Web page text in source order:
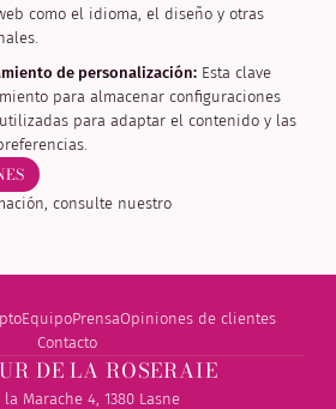
como el idioma, el diseño y otras
de personalización: Esta clave
para almacenar configuraciones
para adaptar el contenido y las
consulte nuestro
EquipoPrensaOpiniones de clientes
Contacto
DE LA ROSERAIE
la Marache 4, 1380 Lasne